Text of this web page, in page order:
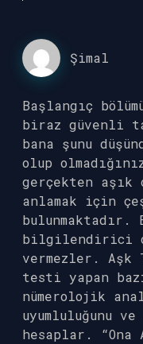
Şimal
Başlangıç
biraz güvenli
bana şunu
olup
gerçekten aşık
anlamak için
bilgilendirici
vermezler.
testi yapan
nümerolojik
uyumluluğunu
hesaplar. “Ona